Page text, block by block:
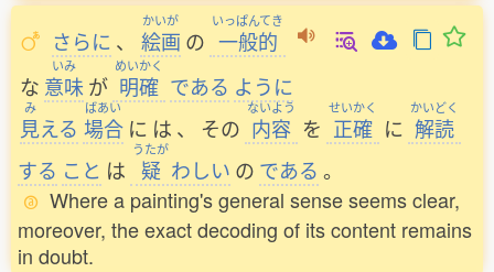
さらに 、
かいが
絵画 の
いっぱんてき
一般的
な
いみ
意味 が
めいかく
明確 である ように
み
見える
ばあい
場合 に は 、 その
ないよう
内容 を
せいかく
正確 に
かいどく
解読
する こと は
うたが
疑 わしい の である 。
Where a painting's general sense seems clear,
moreover, the exact decoding of its content remains
in doubt.